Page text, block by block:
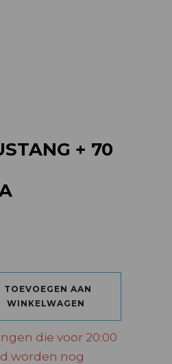
+ 70
+ 70 CL VODKA quantity
TOEVOEGEN AAN
WINKELWAGEN
die voor 20:00
worden nog